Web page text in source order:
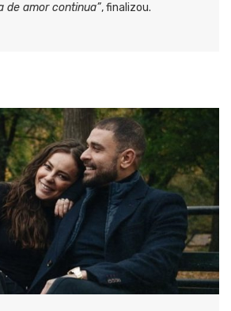
de amor continua”, finalizou.